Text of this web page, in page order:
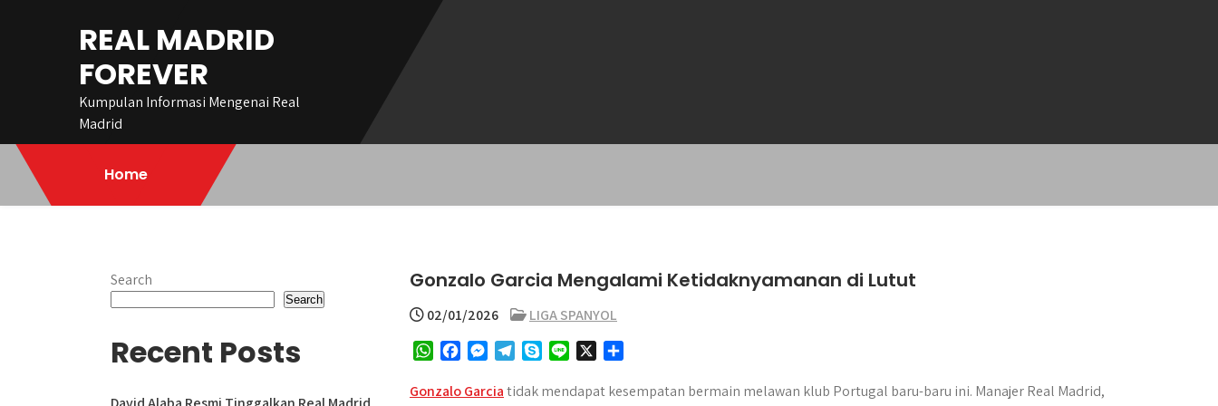
REAL MADRID
FOREVER
Kumpulan Informasi Mengenai Real
Madrid
Home
Gonzalo Garcia Mengalami Ketidaknyamanan di Lutut
02/01/2026
LIGA SPANYOL
W
a
c
s
l
y
n
a
Gonzalo Garciatidak mendapat kesempatan bermain melawan klub Portugal baru-baru ini. Manajer Real Madrid,
Search
Search
Recent Posts